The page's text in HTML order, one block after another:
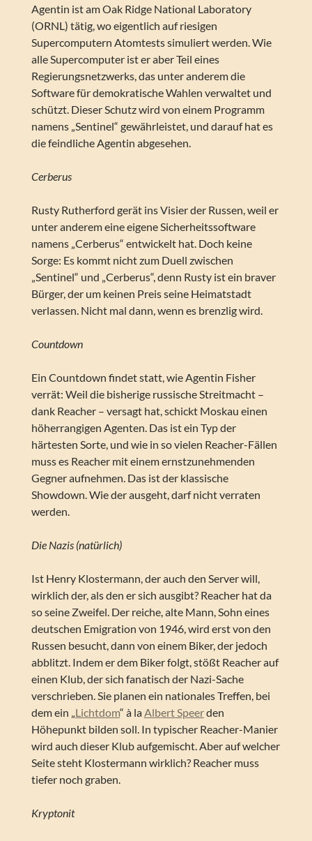
Agentin ist am Oak Ridge National Laboratory
(ORNL) tätig, wo eigentlich auf riesigen
Supercomputern Atomtests simuliert werden. Wie
alle Supercomputer ist er aber Teil eines
Regierungsnetzwerks, das unter anderem die
Software für demokratische Wahlen verwaltet und
schützt. Dieser Schutz wird von einem Programm
namens „Sentinel“ gewährleistet, und darauf hat es
die feindliche Agentin abgesehen.
Cerberus
Rusty Rutherford gerät ins Visier der Russen, weil er
unter anderem eine eigene Sicherheitssoftware
namens „Cerberus“ entwickelt hat. Doch keine
Sorge: Es kommt nicht zum Duell zwischen
„Sentinel“ und „Cerberus“, denn Rusty ist ein braver
Bürger, der um keinen Preis seine Heimatstadt
verlassen. Nicht mal dann, wenn es brenzlig wird.
Countdown
Ein Countdown findet statt, wie Agentin Fisher
verrät: Weil die bisherige russische Streitmacht –
dank Reacher – versagt hat, schickt Moskau einen
höherrangigen Agenten. Das ist ein Typ der
härtesten Sorte, und wie in so vielen Reacher-Fällen
muss es Reacher mit einem ernstzunehmenden
Gegner aufnehmen. Das ist der klassische
Showdown. Wie der ausgeht, darf nicht verraten
werden.
Die Nazis (natürlich)
Ist Henry Klostermann, der auch den Server will,
wirklich der, als den er sich ausgibt? Reacher hat da
so seine Zweifel. Der reiche, alte Mann, Sohn eines
deutschen Emigration von 1946, wird erst von den
Russen besucht, dann von einem Biker, der jedoch
abblitzt. Indem er dem Biker folgt, stößt Reacher auf
einen Klub, der sich fanatisch der Nazi-Sache
verschrieben. Sie planen ein nationales Treffen, bei
dem ein „Lichtdom“ à laAlbert Speerden
Höhepunkt bilden soll. In typischer Reacher-Manier
wird auch dieser Klub aufgemischt. Aber auf welcher
Seite steht Klostermann wirklich? Reacher muss
tiefer noch graben.
Kryptonit